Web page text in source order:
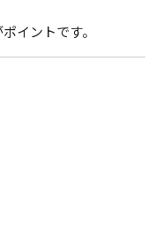
イントです。